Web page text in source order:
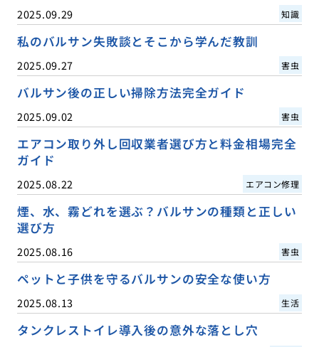
2025.09.29 知識
私のバルサン失敗談とそこから学んだ教訓
2025.09.27 害虫
バルサン後の正しい掃除方法完全ガイド
2025.09.02 害虫
エアコン取り外し回収業者選び方と料金相場完全
ガイド
2025.08.22 エアコン修理
煙、水、霧どれを選ぶ？バルサンの種類と正しい
選び方
2025.08.16 害虫
ペットと子供を守るバルサンの安全な使い方
2025.08.13 生活
タンクレストイレ導入後の意外な落とし穴